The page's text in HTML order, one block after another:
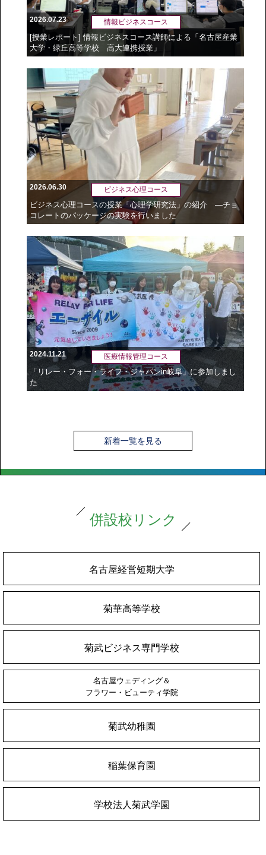
2026.07.23 情報ビジネスコース
[授業レポート] 情報ビジネスコース講師による「名古屋産業
大学・緑丘高等学校 高大連携授業」
2026.06.30 ビジネス心理コース
ビジネス心理コースの授業「心理学研究法」の紹介 ―チョ
コレートのパッケージの実験を行いました
2024.11.21 医療情報管理コース
「リレー・フォー・ライフ・ジャパンin岐阜」に参加しまし
た
新着一覧を見る
併設校リンク
名古屋経営短期大学
菊華高等学校
菊武ビジネス専門学校
名古屋ウェディング＆
フラワー・ビューティ学院
菊武幼稚園
稲葉保育園
学校法人菊武学園